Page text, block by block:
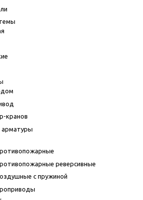
кранов
реверсивные
с пружиной